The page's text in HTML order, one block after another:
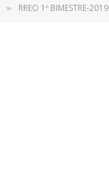
» RREO 1º BIMESTRE-2019